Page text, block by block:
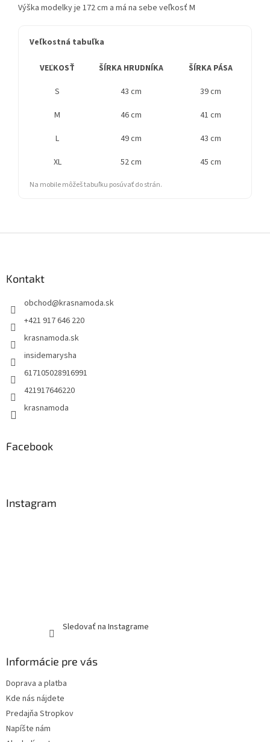
Výška modelky je 172 cm a má na sebe veľkosť M
Veľkostná tabuľka
VEĽKOSŤ ŠÍRKA HRUDNÍKA ŠÍRKA PÁSA
S
43 cm
39 cm
M
46 cm
41 cm
L
49 cm
43 cm
XL
52 cm 45 cm
Na mobile môžeš tabuľku posúvať do strán.
Kontakt
obchod@krasnamoda.sk
+421 917 646 220
krasnamoda.sk
insidemarysha
617105028916991
421917646220
krasnamoda
Facebook
Instagram
Sledovať na Instagrame
Informácie pre vás
Doprava a platba
Kde nás nájdete
Predajňa Stropkov
Napíšte nám